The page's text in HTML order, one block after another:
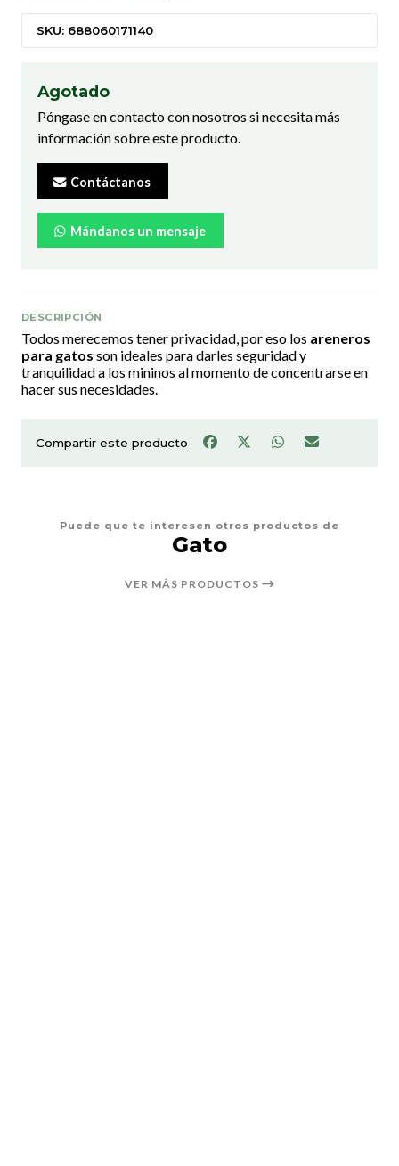
SKU: 688060171140
Agotado
Póngase en contacto con nosotros si necesita más
información sobre este producto.
Contáctanos
Mándanos un mensaje
DESCRIPCIÓN
Todos merecemos tener privacidad, por eso los areneros
para gatos son ideales para darles seguridad y
tranquilidad a los mininos al momento de concentrarse en
hacer sus necesidades.
Compartir este producto
Puede que te interesen otros productos de
Gato
VER MÁS PRODUCTOS